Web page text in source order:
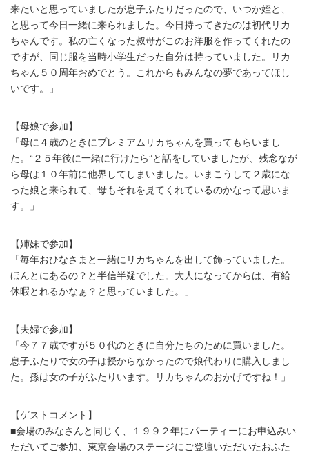
来たいと思っていましたが息子ふたりだったので、いつか姪と、
と思って今日一緒に来られました。今日持ってきたのは初代リカ
ちゃんです。私の亡くなった叔母がこのお洋服を作ってくれたの
ですが、同じ服を当時小学生だった自分は持っていました。リカ
ちゃん５０周年おめでとう。これからもみんなの夢であってほし
いです。」
【母娘で参加】
「母に４歳のときにプレミアムリカちゃんを買ってもらいまし
た。“２５年後に一緒に行けたら”と話をしていましたが、残念なが
ら母は１０年前に他界してしまいました。いまこうして２歳にな
った娘と来られて、母もそれを見てくれているのかなって思いま
す。」
【姉妹で参加】
「毎年おひなさまと一緒にリカちゃんを出して飾っていました。
ほんとにあるの？と半信半疑でした。大人になってからは、有給
休暇とれるかなぁ？と思っていました。」
【夫婦で参加】
「今７７歳ですが５０代のときに自分たちのために買いました。
息子ふたりで女の子は授からなかったので娘代わりに購入しまし
た。孫は女の子がふたりいます。リカちゃんのおかげですね！」
【ゲストコメント】
■会場のみなさんと同じく、１９９２年にパーティーにお申込みい
ただいてご参加、東京会場のステージにご登壇いただいたおふた